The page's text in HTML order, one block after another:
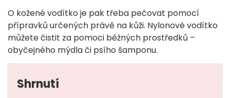
O kožené vodítko je pak třeba pečovat pomocí
přípravků určených právě na kůži. Nylonové vodítko
můžete čistit za pomoci běžných prostředků –
obyčejného mýdla či psího šamponu.
Shrnutí